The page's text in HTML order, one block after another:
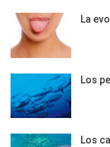
La
Los
Los